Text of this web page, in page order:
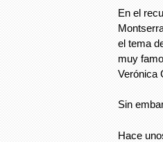
En el
el tema
muy
Verónica
Sin
Hace